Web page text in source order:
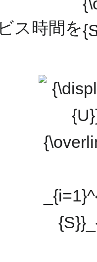
ス時間を
{\displaystyle
u_{k}={\overline
_{i=k+1}^{N}
{\overline
_{i},\qquad \nu
{S}}_{i},\qquad
k=1,2,\ldots ,N,\,}